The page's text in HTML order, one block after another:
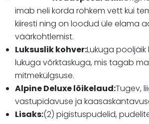
imab neli korda rohkem vett kui
kiiresti ning on loodud üle elama
väärkohtlemist.
Luksuslik kohver:Lukuga pooljäik
lukuga võrktaskuga, mis tagab
mitmekülgsuse.
Alpine Deluxe lõikelaud:Tugev,
vastupidavuse ja
Lisaks:(2) pigistuspudelid,